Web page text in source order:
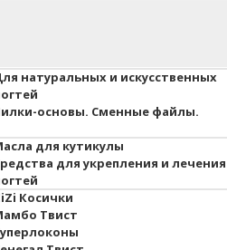
натуральных и искусственных
основы. Сменные файлы.
для кутикулы
для укрепления и лечения
Косички
Твист